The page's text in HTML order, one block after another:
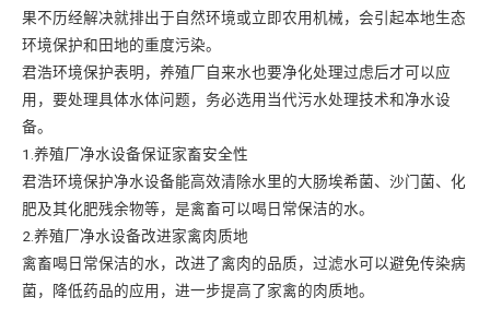
果不历经解决就排出于自然环境或立即农用机械，会引起本地生态
环境保护和田地的重度污染。
君浩环境保护表明，养殖厂自来水也要净化处理过虑后才可以应
用，要处理具体水体问题，务必选用当代污水处理技术和净水设
备。
1.养殖厂净水设备保证家畜安全性
君浩环境保护净水设备能高效清除水里的大肠埃希菌、沙门菌、化
肥及其化肥残余物等，是禽畜可以喝日常保洁的水。
2.养殖厂净水设备改进家禽肉质地
禽畜喝日常保洁的水，改进了禽肉的品质，过滤水可以避免传染病
菌，降低药品的应用，进一步提高了家禽的肉质地。